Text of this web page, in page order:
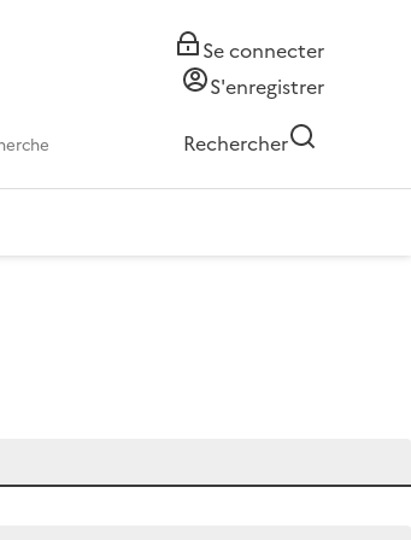
Se connecter
S'enregistrer
Rechercher